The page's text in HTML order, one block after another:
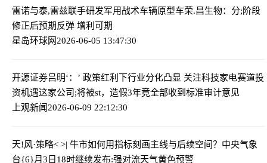
雷诺与泰,雷兹联手研发军用战术车辆原型车荣.昌生物：分;阶段
修正后预期反弹 增利可期
星岛环球网2026-06-05 13:47:30
开源证券吕明‘：’ 政策红利下行业分化凸显 关注科技家电赛道投
资机遇这家公司;将被st，造假3年竟全部收到标准审计意见
上观新闻2026-06-09 22:12:30
天!风·策略< >| 牛市如何用指标刻画主线与后续空间？ 中央气象
台{6}月3日18时继续发布:强对流天气黄色预警